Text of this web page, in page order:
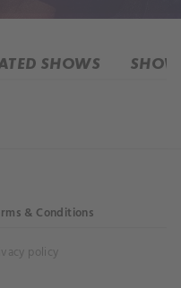
SHOWS
& Conditions
policy